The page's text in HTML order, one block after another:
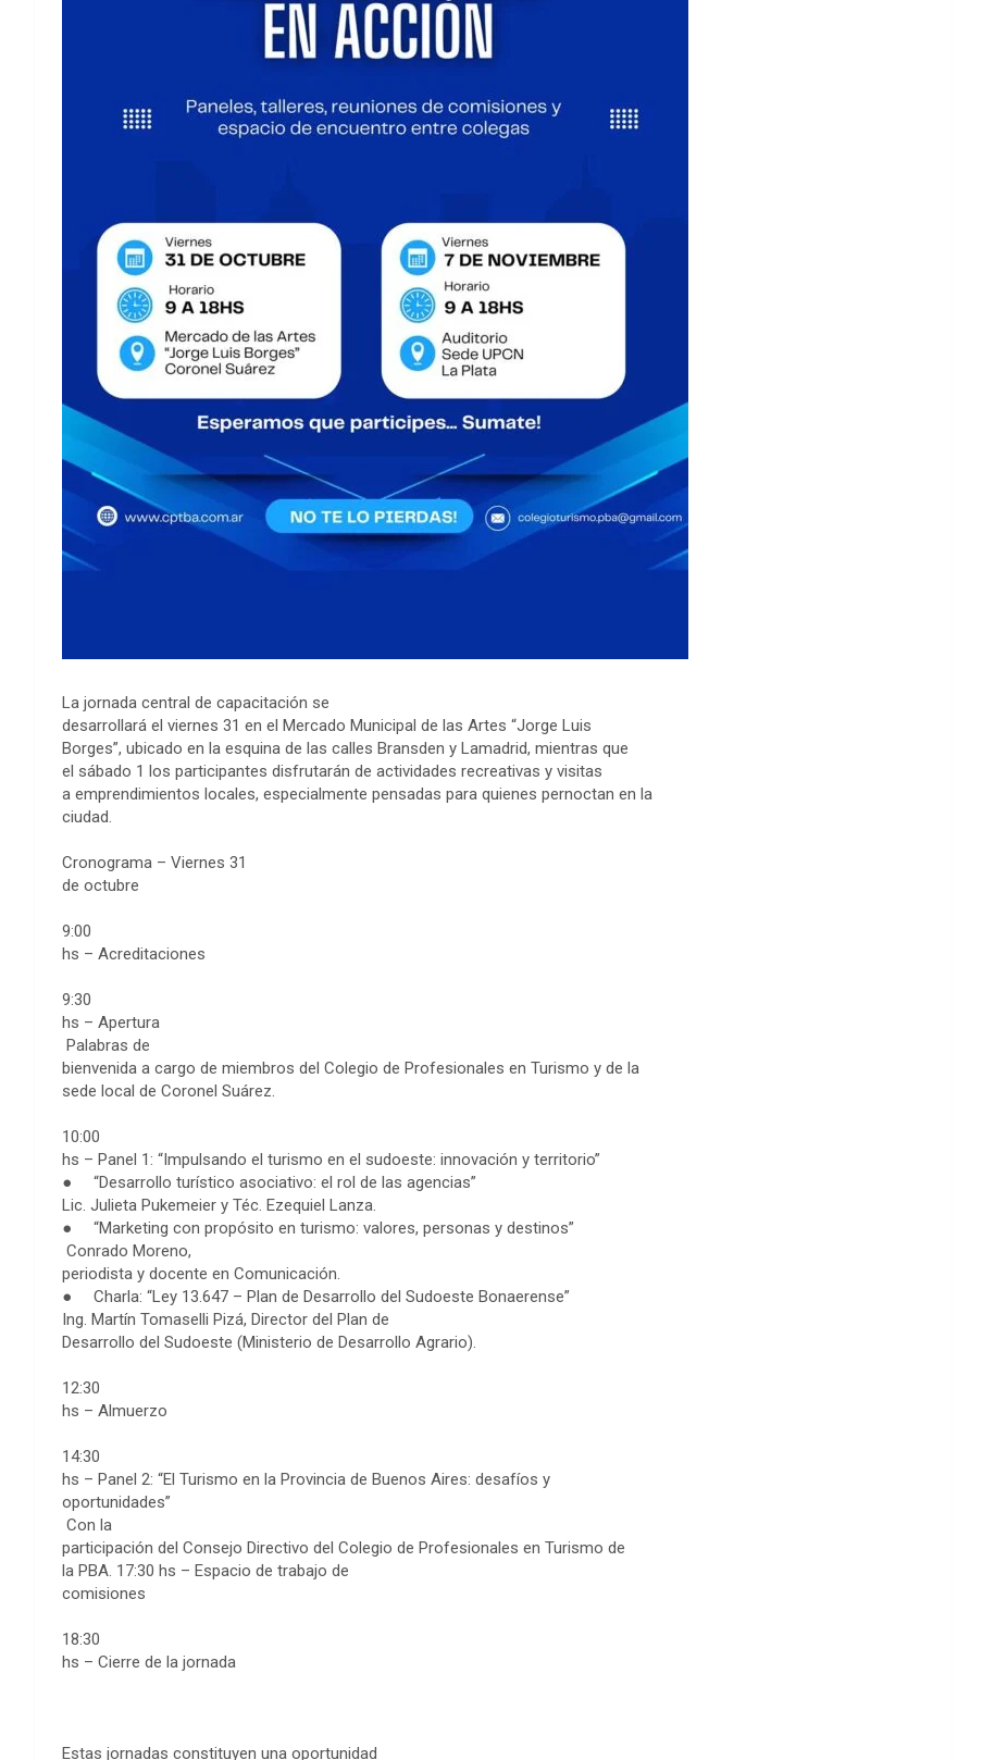
La jornada central de capacitación se
desarrollará el viernes 31 en el Mercado Municipal de las Artes “Jorge Luis
Borges”, ubicado en la esquina de las calles Bransden y Lamadrid, mientras que
el sábado 1 los participantes disfrutarán de actividades recreativas y visitas
a emprendimientos locales, especialmente pensadas para quienes pernoctan en la
ciudad.
Cronograma – Viernes 31
de octubre
9:00
hs – Acreditaciones
9:30
hs – Apertura
Palabras de
bienvenida a cargo de miembros del Colegio de Profesionales en Turismo y de la
sede local de Coronel Suárez.
10:00
hs – Panel 1: “Impulsando el turismo en el sudoeste: innovación y territorio”
● “Desarrollo turístico asociativo: el rol de las agencias”
Lic. Julieta Pukemeier y Téc. Ezequiel Lanza.
● “Marketing con propósito en turismo: valores, personas y destinos”
Conrado Moreno,
periodista y docente en Comunicación.
● Charla: “Ley 13.647 – Plan de Desarrollo del Sudoeste Bonaerense”
Ing. Martín Tomaselli Pizá, Director del Plan de
Desarrollo del Sudoeste (Ministerio de Desarrollo Agrario).
12:30
hs – Almuerzo
14:30
hs – Panel 2: “El Turismo en la Provincia de Buenos Aires: desafíos y
oportunidades”
Con la
participación del Consejo Directivo del Colegio de Profesionales en Turismo de
la PBA. 17:30 hs – Espacio de trabajo de
comisiones
18:30
hs – Cierre de la jornada
Estas jornadas constituyen una oportunidad